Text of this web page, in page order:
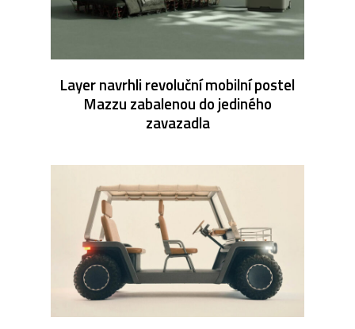
Layer navrhli revoluční mobilní postel
Mazzu zabalenou do jediného
zavazadla